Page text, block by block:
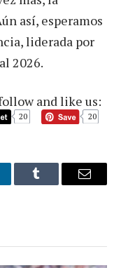
así, esperamos
liderada por
2026.
and like us:
20 20
Tumblr Email